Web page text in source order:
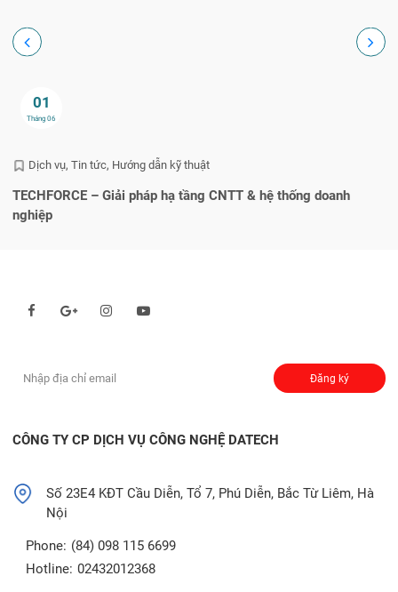
01
Tháng 06
Dịch vụ Tin tức Hướng dẫn kỹ thuật
TECHFORCE – Giải pháp hạ tầng CNTT & hệ thống doanh
nghiệp
Đăng ký
CÔNG TY CP DỊCH VỤ CÔNG NGHỆ DATECH
Số 23E4 KĐT Cầu Diễn, Tổ 7, Phú Diễn, Bắc Từ Liêm, Hà
Nội
Phone: (84) 098 115 6699
Hotline: 02432012368